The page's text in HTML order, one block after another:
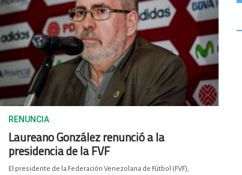
RENUNCIA
Laureano González renunció a la
presidencia de la FVF
El presidente de la Federación Venezolana de Fútbol (FVF),